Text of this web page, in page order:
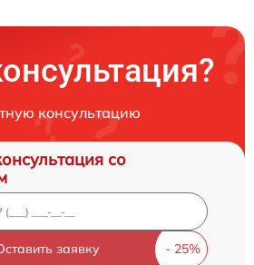
консультацию
со
заявку